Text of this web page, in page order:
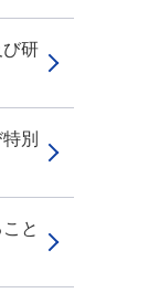
び研
別
と